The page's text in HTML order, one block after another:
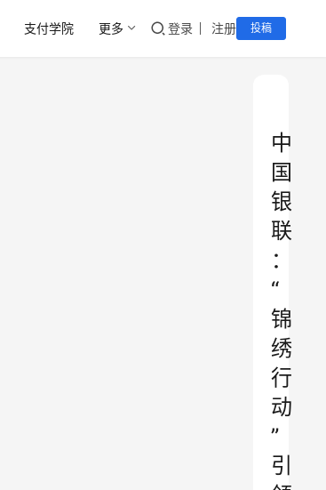
支付学院 更多 登录 注册 投稿
中
国
银
联
：
“
锦
绣
行
动
”
引